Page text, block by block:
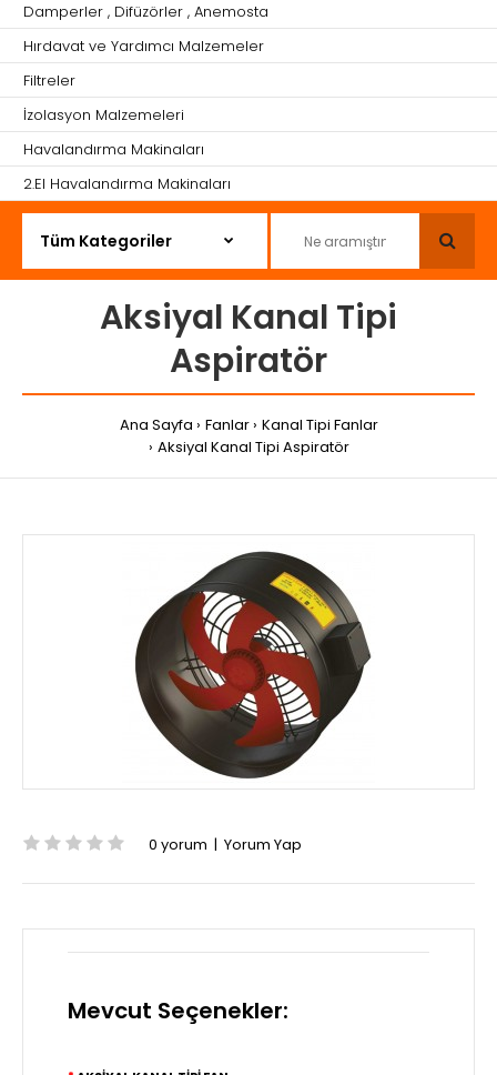
Damperler , Difüzörler , Anemosta
Hırdavat ve Yardımcı Malzemeler
Filtreler
İzolasyon Malzemeleri
Havalandırma Makinaları
2.El Havalandırma Makinaları
Aksiyal Kanal Tipi
Aspiratör
Ana Sayfa Fanlar
Kanal Tipi Fanlar
Aksiyal Kanal Tipi Aspiratör
0 yorum | Yorum Yap
Mevcut Seçenekler: